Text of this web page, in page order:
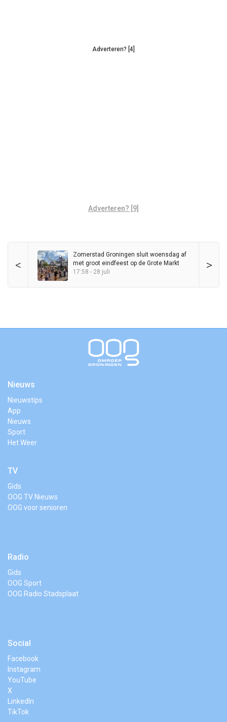
Adverteren? [4]
Adverteren? [9]
< >
Zomerstad Groningen sluit woensdag af
met groot eindfeest op de Grote Markt
17:58 - 28 juli
Nieuws
Nieuwstips
App
Nieuws
Sport
Het Weer
TV
Gids
OOG TV Nieuws
OOG voor senioren
Radio
Gids
OOG Sport
OOG Radio Stadsplaat
Social
Facebook
Instagram
YouTube
X
LinkedIn
TikTok